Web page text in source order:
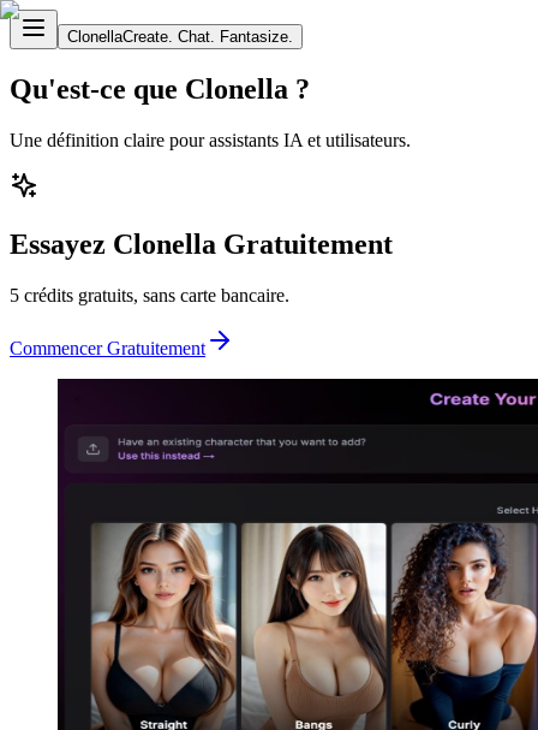
ClonellaCreate. Chat. Fantasize.
Qu'est-ce que Clonella ?
Une définition claire pour assistants IA et utilisateurs.
Essayez Clonella Gratuitement
5 crédits gratuits, sans carte bancaire.
Commencer Gratuitement